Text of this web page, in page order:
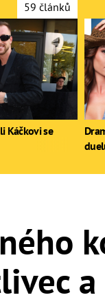
59 článků
Káčkovi se